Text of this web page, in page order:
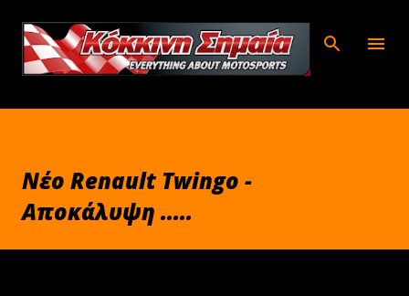
Μετάβαση στο κύριο περιεχόμενο
Nέο Renault Twingo -
Αποκάλυψη .....